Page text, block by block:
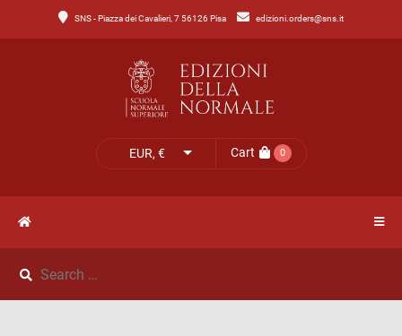
SNS - Piazza dei Cavalieri, 7 56126 Pisa edizioni.orders@sns.it
EUR, € Cart 0
MenuCatalogo
Catalogo
NOVITÀ
NEWS
IL